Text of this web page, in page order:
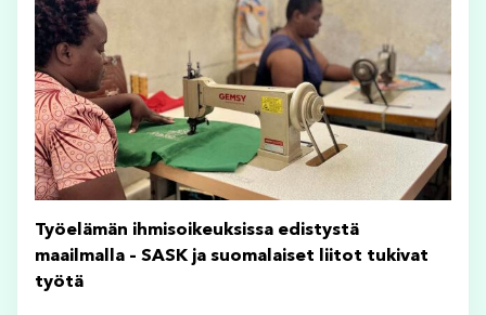
Työelämän ihmisoikeuksissa edistystä
maailmalla – SASK ja suomalaiset liitot tukivat
työtä